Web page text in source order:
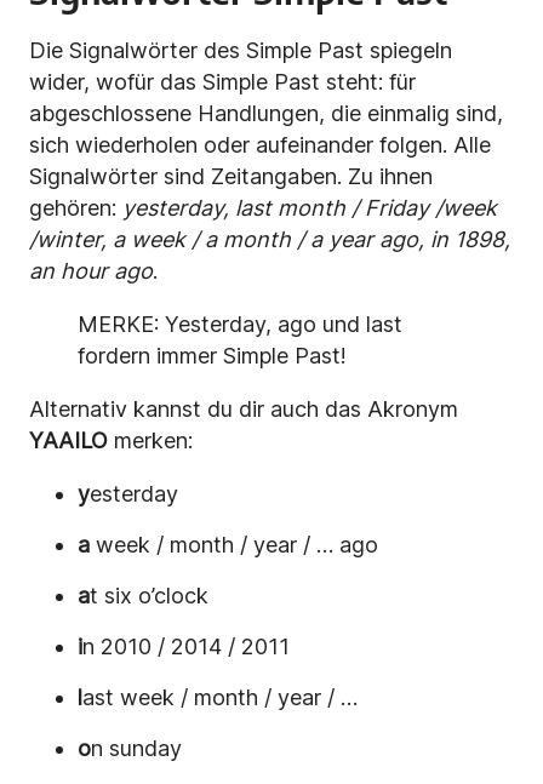
Die Signalwörter des Simple Past spiegeln
wider, wofür das Simple Past steht: für
abgeschlossene Handlungen, die einmalig sind,
sich wiederholen oder aufeinander folgen. Alle
Signalwörter sind Zeitangaben. Zu ihnen
gehören: yesterday, last month / Friday /week
/winter, a week / a month / a year ago, in 1898,
an hour ago.
MERKE: Yesterday, ago und last
fordern immer Simple Past!
Alternativ kannst du dir auch das Akronym
YAAILO merken:
yesterday
a week / month / year / … ago
at six o’clock
in 2010 / 2014 / 2011
last week / month / year / …
on sunday